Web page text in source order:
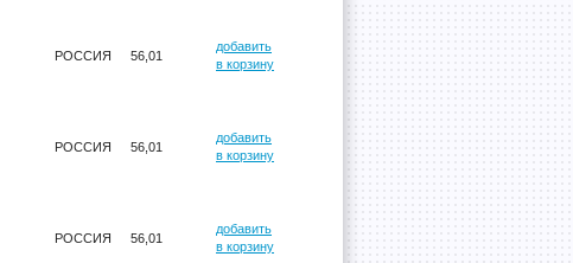
РОССИЯ 56,01
добавить
в корзину
РОССИЯ 56,01
добавить
в корзину
РОССИЯ 56,01
добавить
в корзину